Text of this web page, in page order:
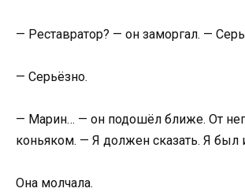
— Реставратор? — он заморгал. —
— Серьёзно.
— Марин… — он подошёл ближе. От
коньяком. — Я должен сказать. Я был
Она молчала.